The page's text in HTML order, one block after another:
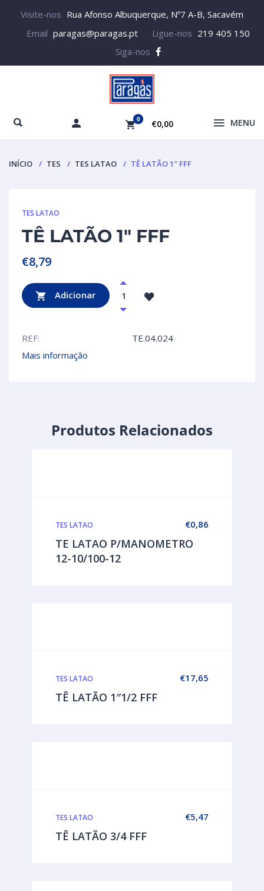
Visite-nos Rua Afonso Albuquerque, Nº7 A-B, Sacavém
Email paragas@paragas.pt Ligue-nos 219 405 150
Siga-nos
0 €0,00 MENU
INÍCIO TES TES LATAO TÊ LATÃO 1″ FFF
TES LATAO
TÊ LATÃO 1″ FFF
€8,79
Adicionar
REF:
TE.04.024
Mais informação
Produtos Relacionados
€0,86
TES LATAO
TE LATAO P/MANOMETRO
12-10/100-12
€17,65
TES LATAO
TÊ LATÃO 1″1/2 FFF
€5,47
TES LATAO
TÊ LATÃO 3/4 FFF